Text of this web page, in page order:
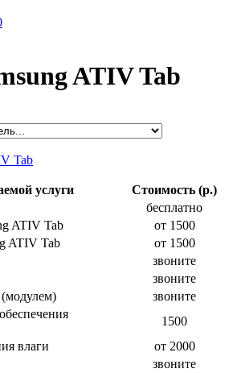
ATIV Tab
услуги
Стоимость (р.)
бесплатно
ATIV Tab
от 1500
ATIV Tab
от 1500
звоните
звоните
(модулем)
звоните
1500
влаги
от 2000
звоните